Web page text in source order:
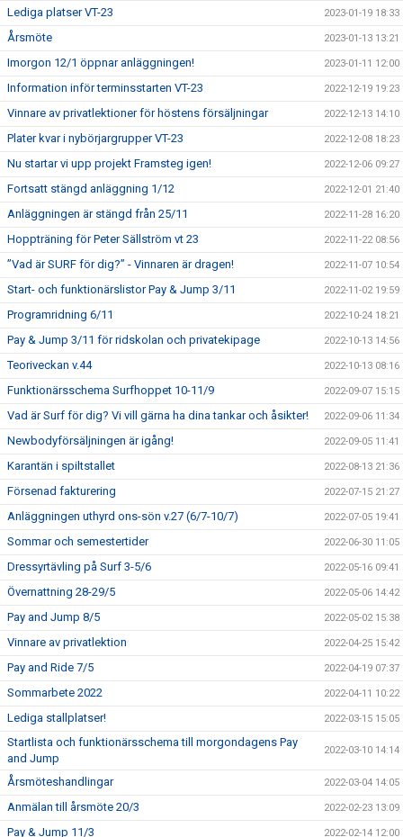
Lediga platser VT-23 2023-01-19 18:33
Årsmöte 2023-01-13 13:21
Imorgon 12/1 öppnar anläggningen! 2023-01-11 12:00
Information inför terminsstarten VT-23 2022-12-19 19:23
Vinnare av privatlektioner för höstens försäljningar 2022-12-13 14:10
Plater kvar i nybörjargrupper VT-23 2022-12-08 18:23
Nu startar vi upp projekt Framsteg igen! 2022-12-06 09:27
Fortsatt stängd anläggning 1/12 2022-12-01 21:40
Anläggningen är stängd från 25/11 2022-11-28 16:20
Hoppträning för Peter Sällström vt 23 2022-11-22 08:56
”Vad är SURF för dig?” - Vinnaren är dragen! 2022-11-07 10:54
Start- och funktionärslistor Pay & Jump 3/11 2022-11-02 19:59
Programridning 6/11 2022-10-24 18:21
Pay & Jump 3/11 för ridskolan och privatekipage 2022-10-13 14:56
Teoriveckan v.44 2022-10-13 08:16
Funktionärsschema Surfhoppet 10-11/9 2022-09-07 15:15
Vad är Surf för dig? Vi vill gärna ha dina tankar och åsikter! 2022-09-06 11:34
Newbodyförsäljningen är igång! 2022-09-05 11:41
Karantän i spiltstallet 2022-08-13 21:36
Försenad fakturering 2022-07-15 21:27
Anläggningen uthyrd ons-sön v.27 (6/7-10/7) 2022-07-05 19:41
Sommar och semestertider 2022-06-30 11:05
Dressyrtävling på Surf 3-5/6 2022-05-16 09:41
Övernattning 28-29/5 2022-05-06 14:42
Pay and Jump 8/5 2022-05-02 15:38
Vinnare av privatlektion 2022-04-25 15:42
Pay and Ride 7/5 2022-04-19 07:37
Sommarbete 2022 2022-04-11 10:22
Lediga stallplatser! 2022-03-15 15:05
Startlista och funktionärsschema till morgondagens Pay
and Jump
2022-03-10 14:14
Årsmöteshandlingar 2022-03-04 14:05
Anmälan till årsmöte 20/3 2022-02-23 13:09
Pay & Jump 11/3 2022-02-14 12:00